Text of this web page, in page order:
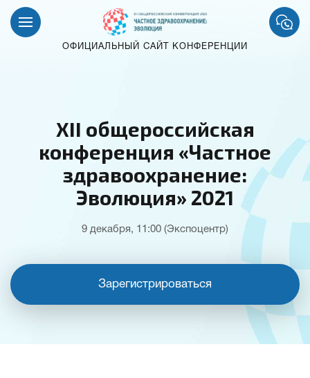
ОФИЦИАЛЬНЫЙ САЙТ КОНФЕРЕНЦИИ
XII общероссийская
конференция «Частное
здравоохранение:
Эволюция» 2021
9 декабря, 11:00 (Экспоцентр)
Зарегистрироваться